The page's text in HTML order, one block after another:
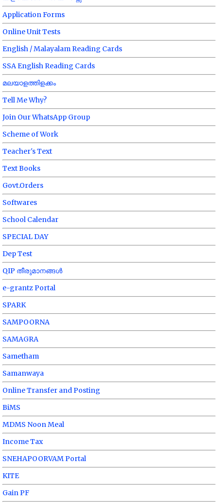
Application Forms
Online Unit Tests
English / Malayalam Reading Cards
SSA English Reading Cards
മലയാളത്തിളക്കം
Tell Me Why?
Join Our WhatsApp Group
Scheme of Work
Teacher's Text
Text Books
Govt.Orders
Softwares
School Calendar
SPECIAL DAY
Dep Test
QIP തീരുമാനങ്ങൾ
e-grantz Portal
SPARK
SAMPOORNA
SAMAGRA
Sametham
Samanwaya
Online Transfer and Posting
BiMS
MDMS Noon Meal
Income Tax
SNEHAPOORVAM Portal
KITE
Gain PF